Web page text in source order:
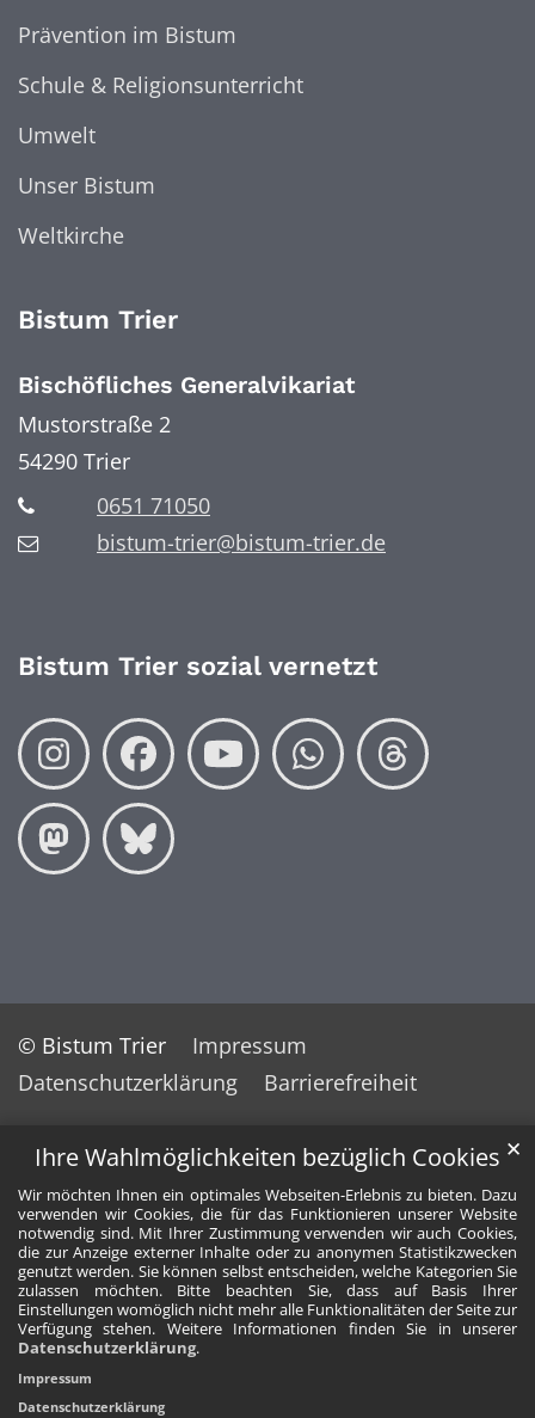
Ihre Wahlmöglichkeiten bezüglich Cookies
Wir möchten Ihnen ein optimales Webseiten-Erlebnis zu bieten. Dazu
verwenden wir Cookies, die für das Funktionieren unserer Website
notwendig sind. Mit Ihrer Zustimmung verwenden wir auch Cookies,
die zur Anzeige externer Inhalte oder zu anonymen Statistikzwecken
genutzt werden. Sie können selbst entscheiden, welche Kategorien Sie
zulassen möchten. Bitte beachten Sie, dass auf Basis Ihrer
Einstellungen womöglich nicht mehr alle Funktionalitäten der Seite zur
Verfügung stehen. Weitere Informationen finden Sie in unserer
Datenschutzerklärung.
✕
Impressum
Datenschutzerklärung
Prävention im Bistum
Schule & Religionsunterricht
Umwelt
Unser Bistum
Weltkirche
Bistum Trier
Bischöfliches Generalvikariat
Mustorstraße 2
54290 Trier
0651 71050
bistum-trier@bistum-trier.de
Bistum Trier sozial vernetzt
© Bistum Trier
Impressum
Datenschutzerklärung
Barrierefreiheit